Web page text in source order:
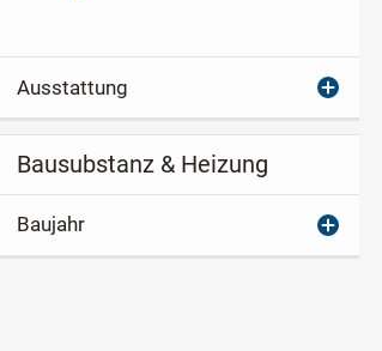
Ausstattung
Bausubstanz & Heizung
Baujahr